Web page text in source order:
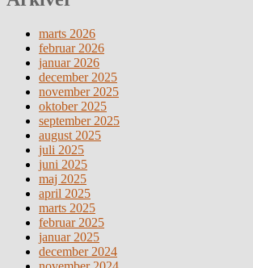
marts 2026
februar 2026
januar 2026
december 2025
november 2025
oktober 2025
september 2025
august 2025
juli 2025
juni 2025
maj 2025
april 2025
marts 2025
februar 2025
januar 2025
december 2024